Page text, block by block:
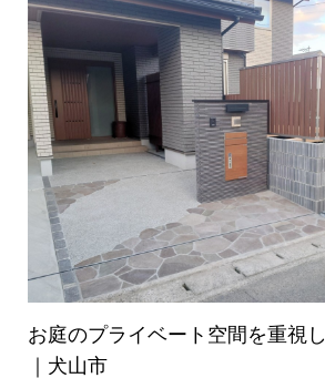
お庭のプライベート空間を重視
｜犬山市